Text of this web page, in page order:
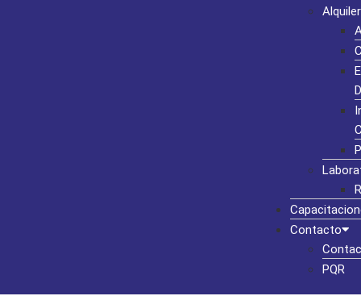
Alquiler
Contacto
PQR